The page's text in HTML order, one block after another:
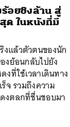
อยชิงล้าน สู่
ด ในหนังที่มี
แล้วตัวตนของนัก
งย้อนกลับไปยัง
งที่ใช้เวลาเดินทาง
จ รวมถึงความ
งตลกที่ชื่นชอบมา
ค้นหา